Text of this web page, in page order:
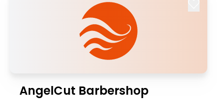
AngelCut Barbershop